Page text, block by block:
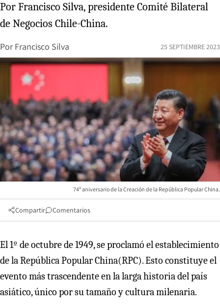
Por Francisco Silva, presidente Comité Bilateral
de Negocios Chile-China.
Por Francisco Silva 25 SEPTIEMBRE 2023
74º aniversario de la Creación de la República Popular China.
Compartir Comentarios
El 1º de octubre de 1949, se proclamó el establecimiento
de la República Popular China(RPC). Esto constituye el
evento más trascendente en la larga historia del país
asiático, único por su tamaño y cultura milenaria.